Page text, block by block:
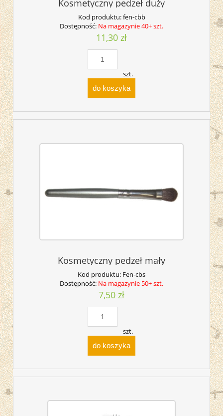
Kosmetyczny pedzeł duży
Kod produktu:fen-cbb
Dostępność: Na magazynie 40+ szt.
11,30 zł
szt.
do koszyka
Kosmetyczny pedzeł mały
Kod produktu: Fen-cbs
Dostępność: Na magazynie 50+ szt.
7,50 zł
szt.
do koszyka